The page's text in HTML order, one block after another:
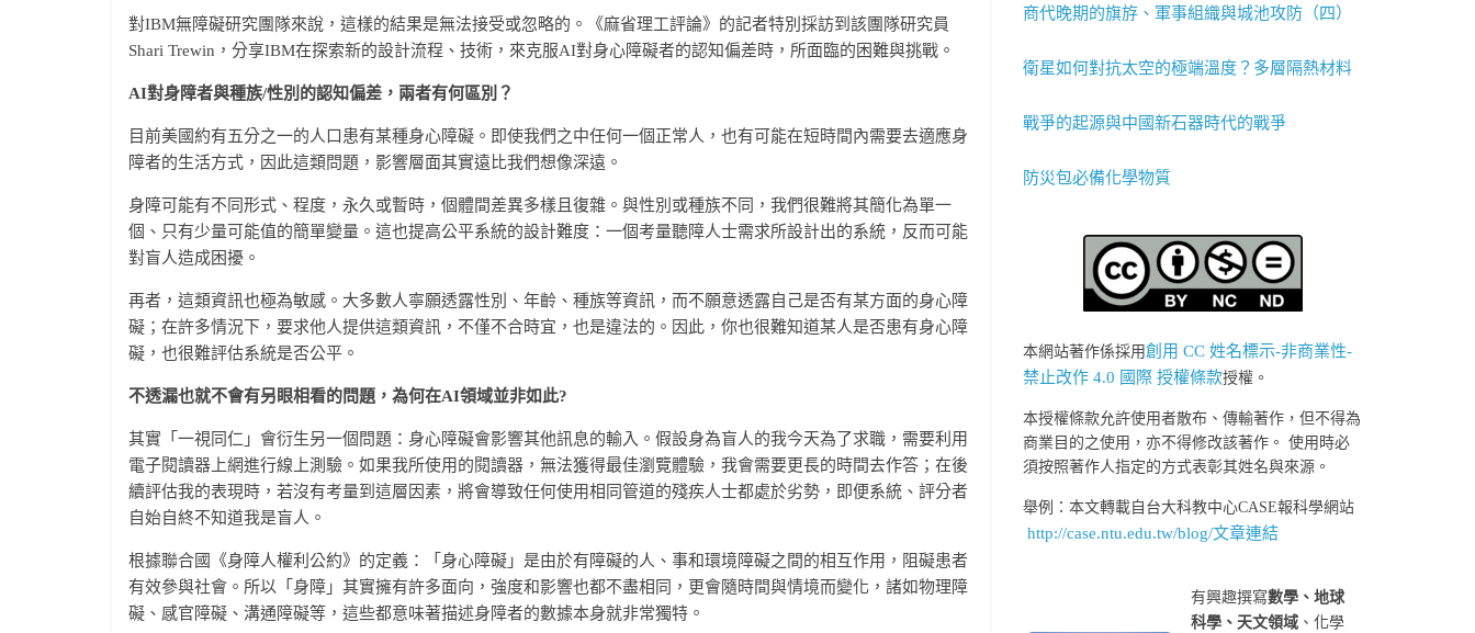
對IBM無障礙研究團隊來說，這樣的結果是無法接受或忽略的。《麻省理工評論》的記者特別採訪到該團隊研究員
Shari Trewin，分享IBM在探索新的設計流程、技術，來克服AI對身心障礙者的認知偏差時，所面臨的困難與挑戰。
AI對身障者與種族/性別的認知偏差，兩者有何區別？
目前美國約有五分之一的人口患有某種身心障礙。即使我們之中任何一個正常人，也有可能在短時間內需要去適應身
障者的生活方式，因此這類問題，影響層面其實遠比我們想像深遠。
身障可能有不同形式、程度，永久或暫時，個體間差異多樣且復雜。與性別或種族不同，我們很難將其簡化為單一
個、只有少量可能值的簡單變量。這也提高公平系統的設計難度：一個考量聽障人士需求所設計出的系統，反而可能
對盲人造成困擾。
再者，這類資訊也極為敏感。大多數人寧願透露性別、年齡、種族等資訊，而不願意透露自己是否有某方面的身心障
礙；在許多情況下，要求他人提供這類資訊，不僅不合時宜，也是違法的。因此，你也很難知道某人是否患有身心障
礙，也很難評估系統是否公平。
不透漏也就不會有另眼相看的問題，為何在AI領域並非如此?
其實「一視同仁」會衍生另一個問題：身心障礙會影響其他訊息的輸入。假設身為盲人的我今天為了求職，需要利用
電子閱讀器上網進行線上測驗。如果我所使用的閱讀器，無法獲得最佳瀏覽體驗，我會需要更長的時間去作答；在後
續評估我的表現時，若沒有考量到這層因素，將會導致任何使用相同管道的殘疾人士都處於劣勢，即便系統、評分者
自始自終不知道我是盲人。
根據聯合國《身障人權利公約》的定義：「身心障礙」是由於有障礙的人、事和環境障礙之間的相互作用，阻礙患者
有效參與社會。所以「身障」其實擁有許多面向，強度和影響也都不盡相同，更會隨時間與情境而變化，諸如物理障
礙、感官障礙、溝通障礙等，這些都意味著描述身障者的數據本身就非常獨特。
商代晚期的旗斿、軍事組織與城池攻防（四）
衛星如何對抗太空的極端溫度？多層隔熱材料
戰爭的起源與中國新石器時代的戰爭
防災包必備化學物質
本網站著作係採用創用 CC 姓名標示-非商業性-
禁止改作 4.0 國際 授權條款授權。
本授權條款允許使用者散布、傳輸著作，但不得為
商業目的之使用，亦不得修改該著作。 使用時必
須按照著作人指定的方式表彰其姓名與來源。
舉例：本文轉載自台大科教中心CASE報科學網站
http://case.ntu.edu.tw/blog/文章連結
有興趣撰寫數學、地球
科學、天文領域 、化學